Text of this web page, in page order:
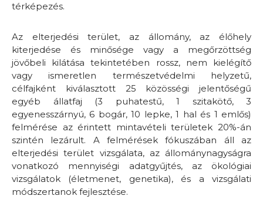
térképezés.
Az elterjedési terület, az állomány, az élőhely
kiterjedése és minősége vagy a megőrzöttség
jövőbeli kilátása tekintetében rossz, nem kielégítő
vagy ismeretlen természetvédelmi helyzetű,
célfajként kiválasztott 25 közösségi jelentőségű
egyéb állatfaj (3 puhatestű, 1 szitakötő, 3
egyenesszárnyú, 6 bogár, 10 lepke, 1 hal és 1 emlős)
felmérése az érintett mintavételi területek 20%-án
szintén lezárult. A felmérések fókuszában áll az
elterjedési terület vizsgálata, az állománynagyságra
vonatkozó mennyiségi adatgyűjtés, az ökológiai
vizsgálatok (életmenet, genetika), és a vizsgálati
módszertanok fejlesztése.